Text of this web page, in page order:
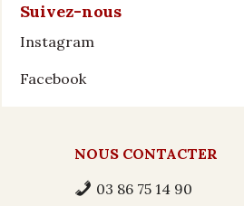
Suivez-nous
Instagram
Facebook
NOUS CONTACTER
03 86 75 14 90